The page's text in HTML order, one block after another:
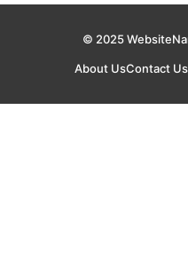
© 2025
About UsContact Us